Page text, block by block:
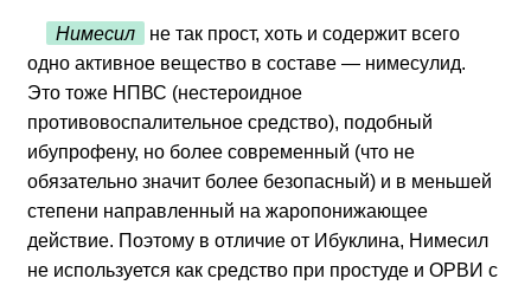
Нимесил
не так прост, хоть и содержит всего
одно активное вещество в составе — нимесулид.
Это тоже НПВС (нестероидное
противовоспалительное средство), подобный
ибупрофену, но более современный (что не
обязательно значит более безопасный) и в меньшей
степени направленный на жаропонижающее
действие. Поэтому в отличие от Ибуклина, Нимесил
не используется как средство при простуде и ОРВИ с